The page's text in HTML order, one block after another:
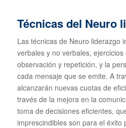
Técnicas del Neuro
Las técnicas de Neuro liderazgo
verbales y no verbales,
observación y repetición, y la
cada mensaje que se emite. A
alcanzarán nuevas cuotas de
través de la mejora en la
toma de decisiones eficientes,
imprescindibles son para el éxito